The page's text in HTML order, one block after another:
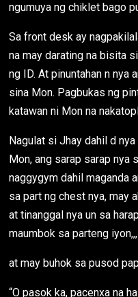
ngumuya ng chiklet bago
Sa front desk ay
na may darating na bisita
ng ID. At pinuntahan n nya
sina Mon. Pagbukas ng
katawan ni Mon na
Nagulat si Jhay dahil d
Mon, ang sarap sarap nya
naggygym dahil maganda
sa part ng chest nya, may
at tinanggal nya un sa
maumbok sa parteng iyon,,,
at may buhok sa pusod
“O pasok ka, pacenxa na